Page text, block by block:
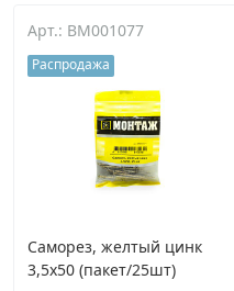
Арт.: BM001077
Распродажа
Саморез, желтый цинк
3,5х50 (пакет/25шт)